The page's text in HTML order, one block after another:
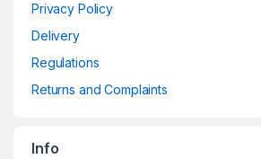
Privacy Policy
Delivery
Regulations
Returns and Complaints
Info